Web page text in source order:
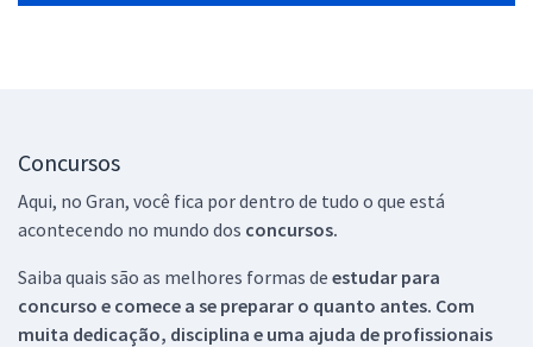
Concursos
Aqui, no Gran, você fica por dentro de tudo o que está
acontecendo no mundo dos concursos.
Saiba quais são as melhores formas de estudar para
concurso e comece a se preparar o quanto antes. Com
muita dedicação, disciplina e uma ajuda de profissionais